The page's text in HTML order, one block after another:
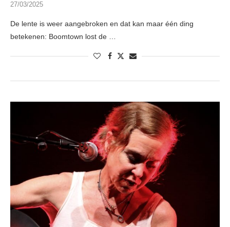
27/03/2025
De lente is weer aangebroken en dat kan maar één ding
betekenen: Boomtown lost de …